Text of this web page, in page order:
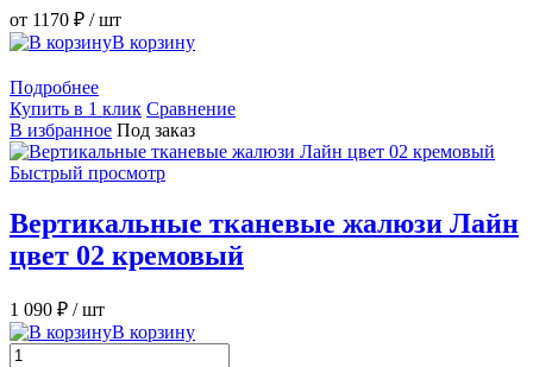
от 1170 ₽ / шт
В корзину
Подробнее
Купить в 1 клик Сравнение
В избранное Под заказ
Быстрый просмотр
Вертикальные тканевые жалюзи Лайн
цвет 02 кремовый
1 090 ₽ / шт
В корзину